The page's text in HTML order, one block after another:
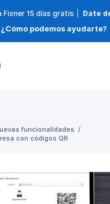
Fixner 15 días gratis
Date
¿Cómo podemos ayudarte?
funcionalidades /
con códigos QR